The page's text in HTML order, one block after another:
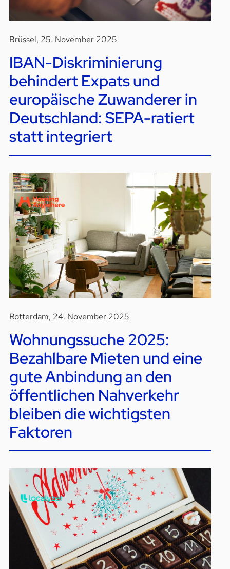
Brüssel, 25. November 2025
IBAN-Diskriminierung
behindert Expats und
europäische Zuwanderer in
Deutschland: SEPA-ratiert
statt integriert
Rotterdam, 24. November 2025
Wohnungssuche 2025:
Bezahlbare Mieten und eine
gute Anbindung an den
öffentlichen Nahverkehr
bleiben die wichtigsten
Faktoren